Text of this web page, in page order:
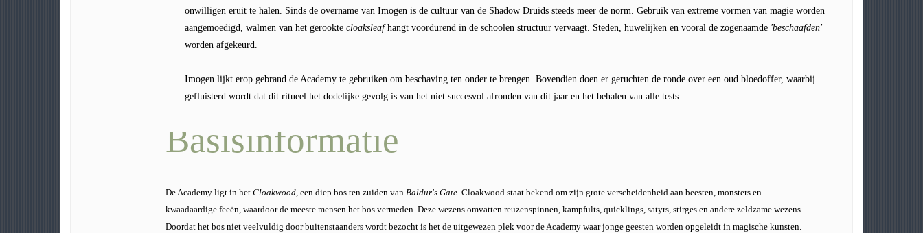
onwilligen eruit te halen. Sinds de overname van Imogen is de cultuur van de Shadow Druids steeds meer de norm. Gebruik van extreme vormen van magie worden
aangemoedigd, walmen van het gerookte cloaksleafhangt voordurend in de schoolen structuur vervaagt. Steden, huwelijken en vooral de zogenaamde 'beschaafden'
worden afgekeurd.
Imogen lijkt erop gebrand de Academy te gebruiken om beschaving ten onder te brengen. Bovendien doen er geruchten de ronde over een oud bloedoffer, waarbij
gefluisterd wordt dat dit ritueel het dodelijke gevolg is van het niet succesvol afronden van dit jaar en het behalen van alle tests.
Basisinformatie
De Academy ligt in het Cloakwood, een diep bos ten zuiden van Baldur's Gate. Cloakwood staat bekend om zijn grote verscheidenheid aan beesten, monsters en
kwaadaardige feeën, waardoor de meeste mensen het bos vermeden. Deze wezens omvatten reuzenspinnen, kampfults, quicklings, satyrs, stirges en andere zeldzame wezens.
Doordat het bos niet veelvuldig door buitenstaanders wordt bezocht is het de uitgewezen plek voor de Academy waar jonge geesten worden opgeleidt in magische kunsten.